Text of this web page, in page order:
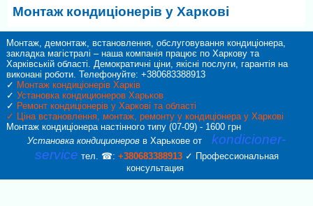
Монтаж кондиціонерів у Харкові
Монтаж, демонтаж, встановлення, обслуговування кондиціонера,
закладка магістралі – наша компанія працює по Харкову та
Харківській області. Демократичні ціни, якісні послуги, гарантія на
виконані роботи. Телефонуйте: +380683388913
✓ Монтаж кондиціонерів Харків
✓ Установка кондиционеров Харьков
✓ Ремонт кондиціонерів у Харкові та області
✓ Ціна встановлення, монтаж, ремонту у кондиціонера у Харкові
Монтаж кондиціонера настінного типу (07-09) - 1600 грн
Установка кондиционеров в Харькове от
kondicioner-
service тел. ☎: +380683388913✓ Профессиональная
консультация